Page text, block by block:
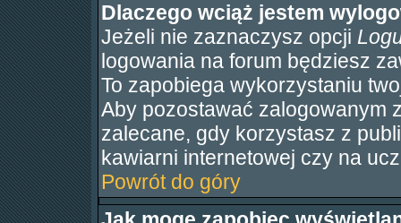
Dlaczego wciąż jestem
Jeżeli nie zaznaczysz opcji
logowania na forum będziesz
To zapobiega wykorzystaniu
Aby pozostawać zalogowanym
zalecane, gdy korzystasz z
kawiarni internetowej czy na
Powrót do góry